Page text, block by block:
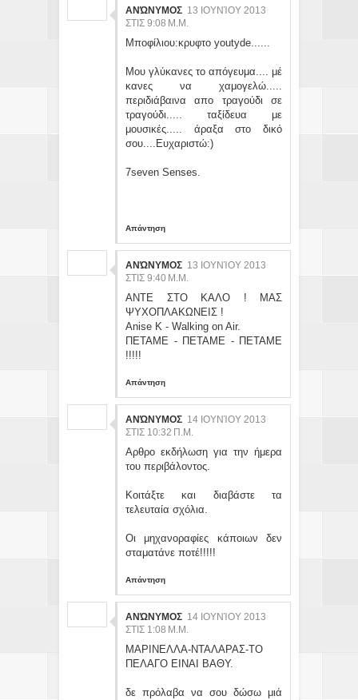
ΑΝΏΝΥΜΟΣ 13 ΙΟΥΝΊΟΥ 2013
ΣΤΙΣ 9:08 Μ.Μ.
Μποφίλιου:κρυφτο youtyde......
Μου γλύκανες το απόγευμα.... μέ
κανες να χαμογελώ.....
περιδιάβαινα απο τραγούδι σε
τραγούδι..... ταξίδευα με
μουσικές..... άραξα στο δικό
σου....Ευχαριστώ:)
7seven Senses.
Απάντηση
ΑΝΏΝΥΜΟΣ 13 ΙΟΥΝΊΟΥ 2013
ΣΤΙΣ 9:40 Μ.Μ.
ΑΝΤΕ ΣΤΟ ΚΑΛΟ ! ΜΑΣ
ΨΥΧΟΠΛΑΚΩΝΕΙΣ !
Anise K - Walking on Air.
ΠΕΤΑΜΕ - ΠΕΤΑΜΕ - ΠΕΤΑΜΕ
!!!!!
Απάντηση
ΑΝΏΝΥΜΟΣ 14 ΙΟΥΝΊΟΥ 2013
ΣΤΙΣ 10:32 Π.Μ.
Αρθρο εκδήλωση για την ήμερα
του περιβάλοντος.
Κοιτάξτε και διαβάστε τα
τελευταία σχόλια.
Οι μηχανοραφίες κάποιων δεν
σταματάνε ποτέ!!!!!
Απάντηση
ΑΝΏΝΥΜΟΣ 14 ΙΟΥΝΊΟΥ 2013
ΣΤΙΣ 1:08 Μ.Μ.
ΜΑΡΙΝΕΛΛΑ-ΝΤΑΛΑΡΑΣ-ΤΟ
ΠΕΛΑΓΟ ΕΙΝΑΙ ΒΑΘΥ.
δε πρόλαβα να σου δώσω μιά